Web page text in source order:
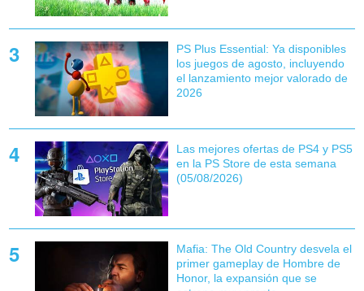
PS Plus Essential: Ya disponibles
los juegos de agosto, incluyendo
el lanzamiento mejor valorado de
2026
Las mejores ofertas de PS4 y PS5
en la PS Store de esta semana
(05/08/2026)
Mafia: The Old Country desvela el
primer gameplay de Hombre de
Honor, la expansión que se